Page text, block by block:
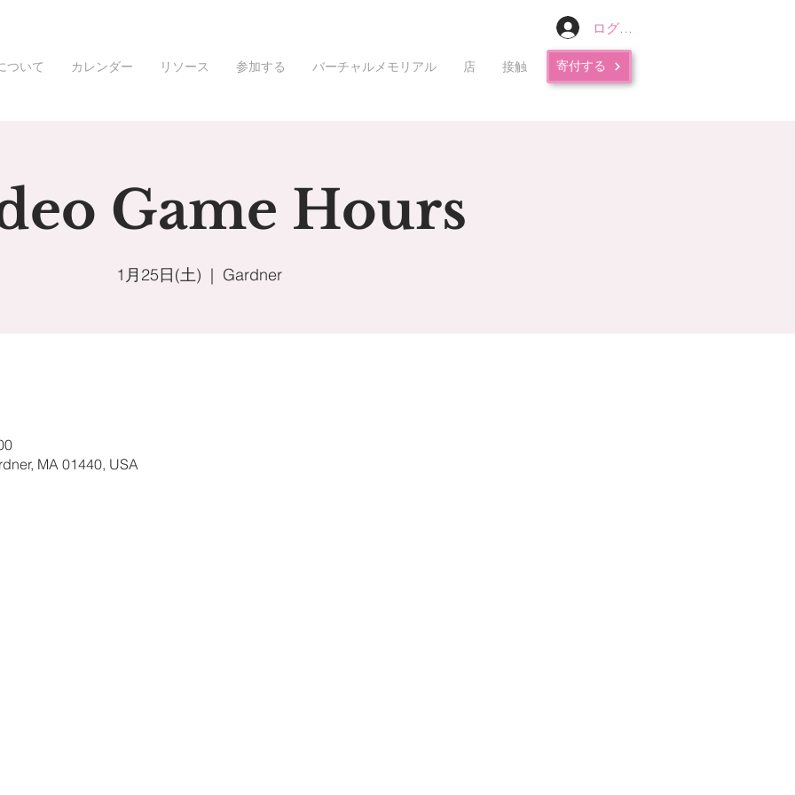
ログイン
ついて カレンダー リソース 参加する バーチャルメモリアル 店 接触 寄付する
Game Hours
1月25日(土)
  |
Gardner
MA 01440, USA